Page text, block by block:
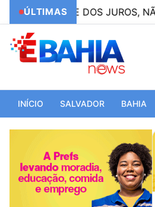
ÚLTIMAS
DOS JUROS, NÃO DOS GASTOS
INÍCIO SALVADOR BAHIA